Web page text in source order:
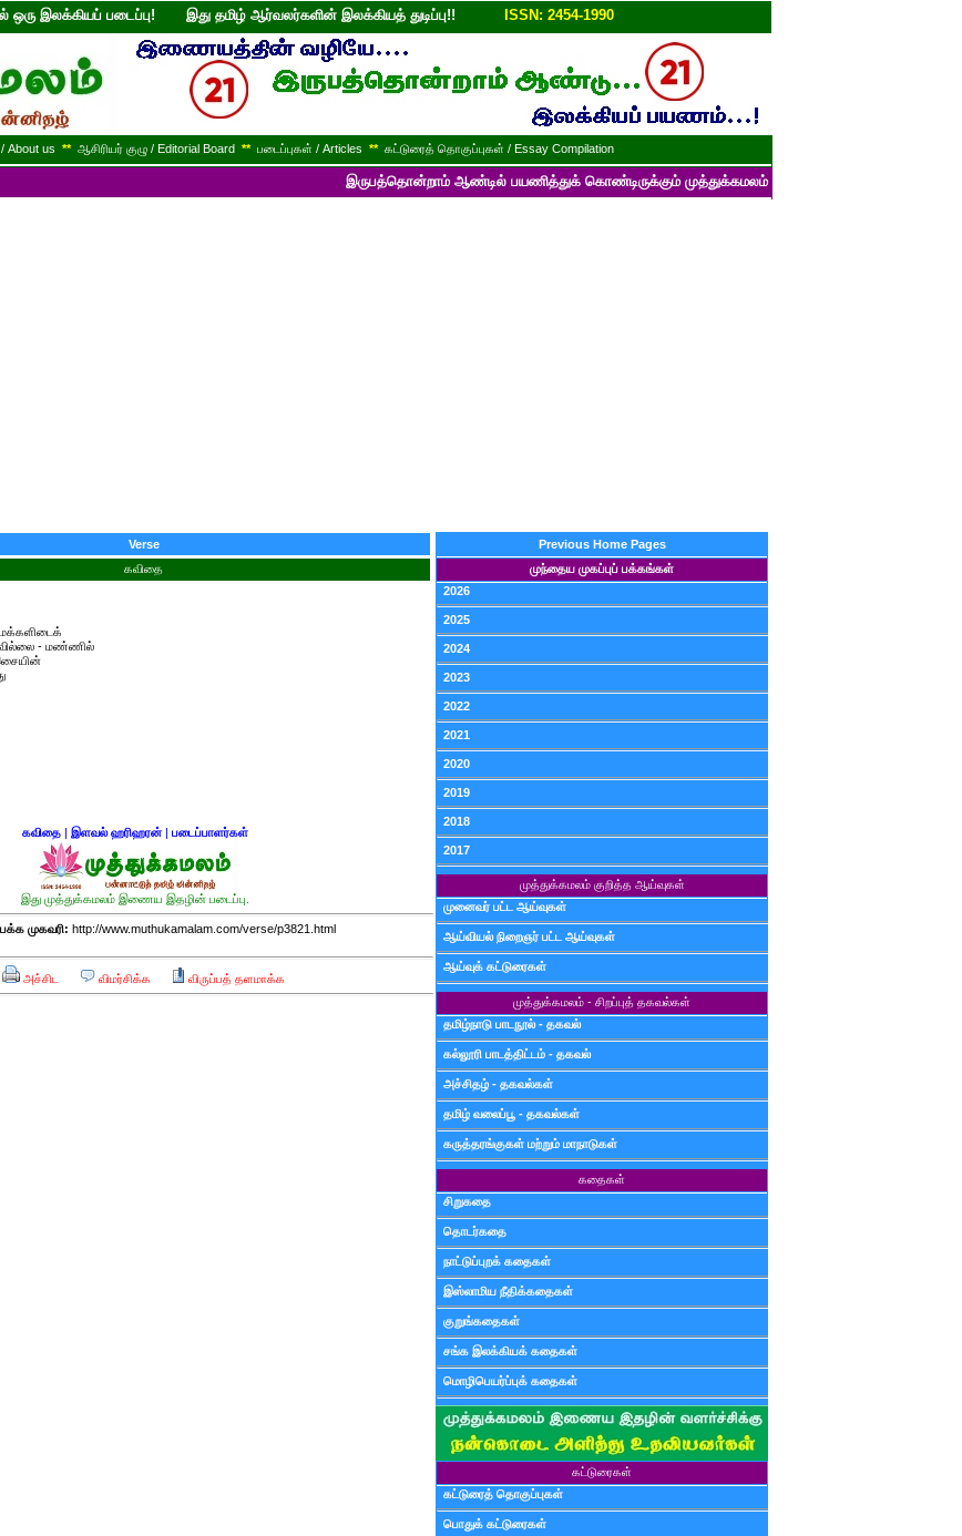
ஒரு இலக்கியப் படைப்பு! இது தமிழ் ஆர்வலர்களின் இலக்கியத் துடிப்பு!! ISSN: 2454-1990
About us ** ஆசிரியர் குழு / Editorial Board ** படைப்புகள் / Articles ** கட்டுரைத் தொகுப்புகள் / Essay Compilation
இருபத்தொன்றாம் ஆண்டில் பயணித்துக் கொண்டிருக்கும் முத்துக்கமலம் பன்னாட்டுத் தமிழ் மின்னிதழின்
Verse
கவிதை
மக்களிடைக்
- மண்ணில்
கவிதை| இளவல் ஹரிஹரன்| படைப்பாளர்கள்
இது முத்துக்கமலம் இணைய இதழின் படைப்பு.
முகவரி: http://www.muthukamalam.com/verse/p3821.html
அச்சிட விமர்சிக்க விருப்பத் தளமாக்க
Previous Home Pages
முந்தைய முகப்புப் பக்கங்கள்
2026
2025
2024
2023
2022
2021
2020
2019
2018
2017
முத்துக்கமலம் குறித்த ஆய்வுகள்
முனைவர் பட்ட ஆய்வுகள்
ஆய்வியல் நிறைஞர் பட்ட ஆய்வுகள்
ஆய்வுக் கட்டுரைகள்
முத்துக்கமலம் - சிறப்புத் தகவல்கள்
தமிழ்நாடு பாடநூல் - தகவல்
கல்லூரி பாடத்திட்டம் - தகவல்
அச்சிதழ் - தகவல்கள்
தமிழ் வலைப்பூ - தகவல்கள்
கருத்தரங்குகள் மற்றும் மாநாடுகள்
கதைகள்
சிறுகதை
தொடர்கதை
நாட்டுப்புறக் கதைகள்
இஸ்லாமிய நீதிக்கதைகள்
குறுங்கதைகள்
சங்க இலக்கியக் கதைகள்
மொழிபெயர்ப்புக் கதைகள்
கட்டுரைகள்
கட்டுரைத் தொகுப்புகள்
பொதுக் கட்டுரைகள்